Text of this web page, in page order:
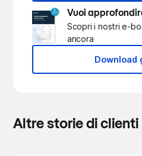
Vuoi
Scopri i nostri e-
ancora
Download
Altre storie di clienti